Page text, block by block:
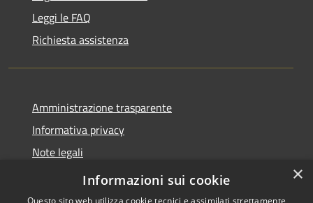
Leggi le FAQ
Richiesta assistenza
Amministrazione trasparente
Informativa privacy
Note legali
Dichiarazione di accessibilità
×
Informazioni sui cookie
Questo sito web utilizza cookie tecnici e assimilati strettamente